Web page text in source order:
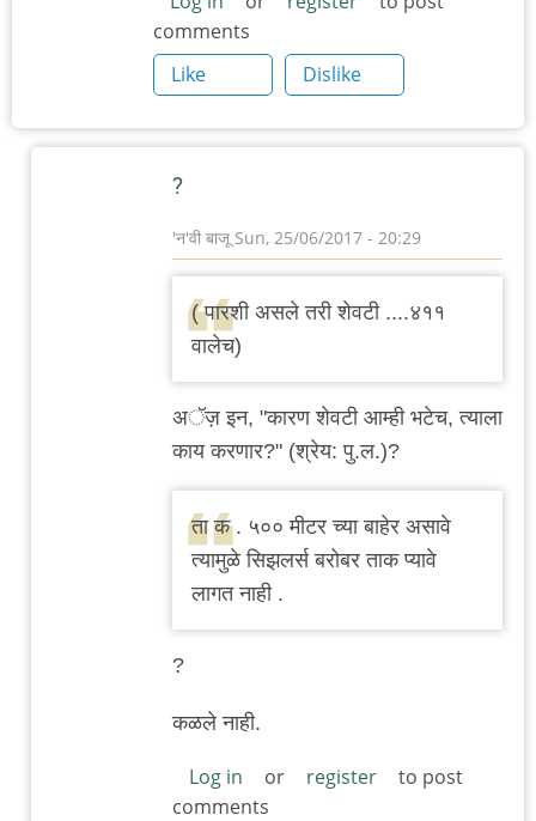
comments
Like
Dislike
?
'न'वी बाजूSun, 25/06/2017 - 20:29
reply
to
दुपारी
अजून
by
अबापट
( पारशी असले तरी शेवटी ....४११
वालेच)
अॅज़ इन, "कारण शेवटी आम्ही भटेच, त्याला
काय करणार?" (श्रेय: पु.ल.)?
ता क . ५०० मीटर च्या बाहेर असावे
त्यामुळे सिझलर्स बरोबर ताक प्यावे
लागत नाही .
?
कळले नाही.
Log in or register
to post
comments